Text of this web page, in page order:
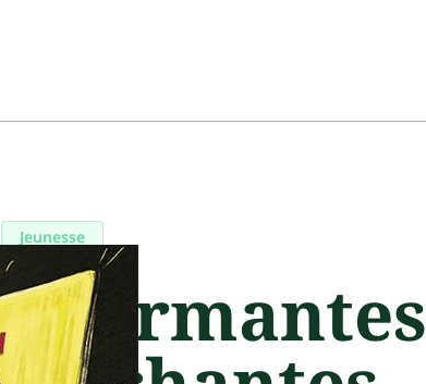
Jeunesse
Charmantes